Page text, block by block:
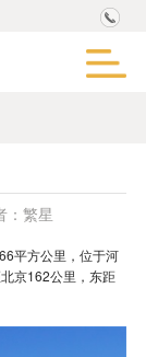
繁星
平方公里，位于河
京162公里，东距